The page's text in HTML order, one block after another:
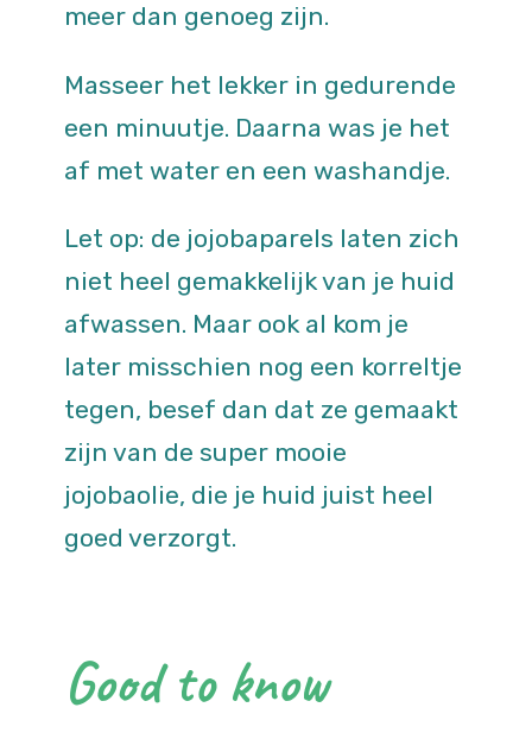
meer dan genoeg zijn.
Masseer het lekker in gedurende
een minuutje. Daarna was je het
af met water en een washandje.
Let op: de jojobaparels laten zich
niet heel gemakkelijk van je huid
afwassen. Maar ook al kom je
later misschien nog een korreltje
tegen, besef dan dat ze gemaakt
zijn van de super mooie
jojobaolie, die je huid juist heel
goed verzorgt.
Good to know